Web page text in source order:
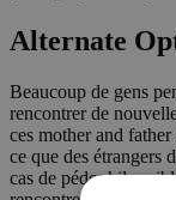
Alternate
Beaucoup de gens
rencontrer de
ces mother and
ce que des étrangers
cas de pédophiles